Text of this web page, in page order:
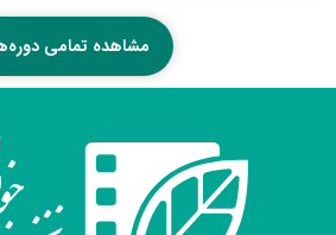
مشاهده تمامی